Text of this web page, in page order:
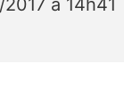
à 14h41